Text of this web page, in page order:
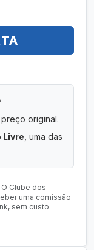
original.
Livre , uma das
O Clube dos
uma comissão
sem custo